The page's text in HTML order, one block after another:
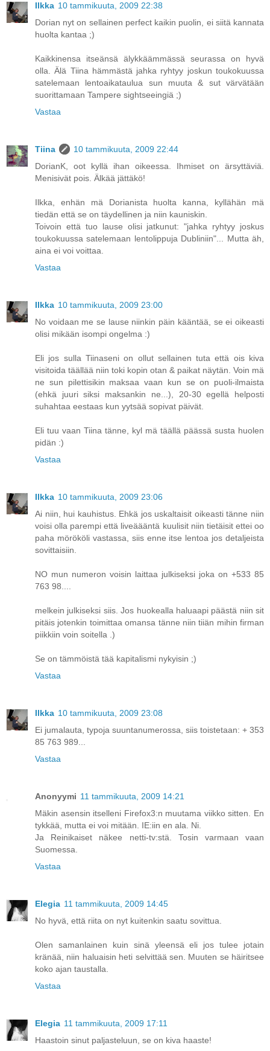
Ilkka 10 tammikuuta, 2009 22:38
Dorian nyt on sellainen perfect kaikin puolin, ei siitä kannata
huolta kantaa ;)
Kaikkinensa itseänsä älykkäämmässä seurassa on hyvä
olla. Älä Tiina hämmästä jahka ryhtyy joskun toukokuussa
satelemaan lentoaikataulua sun muuta & sut värvätään
suorittamaan Tampere sightseeingiä ;)
Vastaa
Tiina
10 tammikuuta, 2009 22:44
DorianK, oot kyllä ihan oikeessa. Ihmiset on ärsyttäviä.
Menisivät pois. Älkää jättäkö!
Ilkka, enhän mä Dorianista huolta kanna, kyllähän mä
tiedän että se on täydellinen ja niin kauniskin.
Toivoin että tuo lause olisi jatkunut: "jahka ryhtyy joskus
toukokuussa satelemaan lentolippuja Dubliniin"... Mutta äh,
aina ei voi voittaa.
Vastaa
Ilkka 10 tammikuuta, 2009 23:00
No voidaan me se lause niinkin päin kääntää, se ei oikeasti
olisi mikään isompi ongelma :)
Eli jos sulla Tiinaseni on ollut sellainen tuta että ois kiva
visitoida täällää niin toki kopin otan & paikat näytän. Voin mä
ne sun pilettisikin maksaa vaan kun se on puoli-ilmaista
(ehkä juuri siksi maksankin ne...), 20-30 egellä helposti
suhahtaa eestaas kun yytsää sopivat päivät.
Eli tuu vaan Tiina tänne, kyl mä täällä päässä susta huolen
pidän :)
Vastaa
Ilkka 10 tammikuuta, 2009 23:06
Ai niin, hui kauhistus. Ehkä jos uskaltaisit oikeasti tänne niin
voisi olla parempi että liveäääntä kuulisit niin tietäisit ettei oo
paha mörököli vastassa, siis enne itse lentoa jos detaljeista
sovittaisiin.
NO mun numeron voisin laittaa julkiseksi joka on +533 85
763 98....
melkein julkiseksi siis. Jos huokealla haluaapi päästä niin sit
pitäis jotenkin toimittaa omansa tänne niin tiiän mihin firman
piikkiin voin soitella .)
Se on tämmöistä tää kapitalismi nykyisin ;)
Vastaa
Ilkka 10 tammikuuta, 2009 23:08
Ei jumalauta, typoja suuntanumerossa, siis toistetaan: + 353
85 763 989...
Vastaa
Anonyymi 11 tammikuuta, 2009 14:21
Mäkin asensin itselleni Firefox3:n muutama viikko sitten. En
tykkää, mutta ei voi mitään. IE:iin en ala. Ni.
Ja Reinikaiset näkee netti-tv:stä. Tosin varmaan vaan
Suomessa.
Vastaa
Elegia 11 tammikuuta, 2009 14:45
No hyvä, että riita on nyt kuitenkin saatu sovittua.
Olen samanlainen kuin sinä yleensä eli jos tulee jotain
kränää, niin haluaisin heti selvittää sen. Muuten se häiritsee
koko ajan taustalla.
Vastaa
Elegia 11 tammikuuta, 2009 17:11
Haastoin sinut paljasteluun, se on kiva haaste!